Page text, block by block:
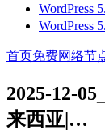
WordPress
WordPress
首页免费网络节
2025-12-
来西亚|…